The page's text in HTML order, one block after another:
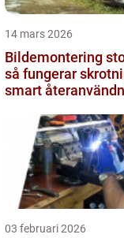
14 mars 2026
Bildemontering
så fungerar
smart
03 februari 2026